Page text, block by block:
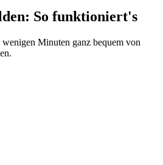
So funktioniert's
Minuten ganz bequem von